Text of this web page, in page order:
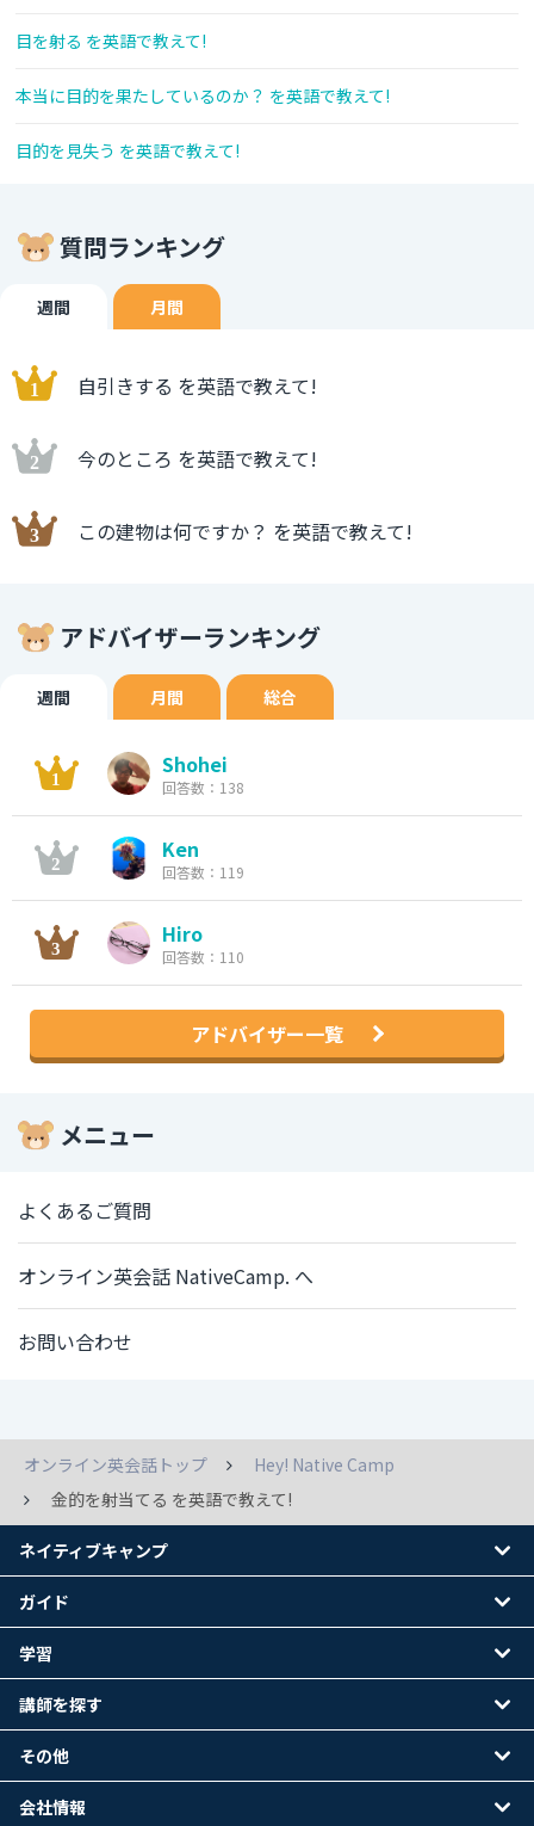
目を射る を英語で教えて!
本当に目的を果たしているのか？ を英語で教えて!
目的を見失う を英語で教えて!
質問ランキング
週間 月間
自引きする を英語で教えて!
今のところ を英語で教えて!
この建物は何ですか？ を英語で教えて!
アドバイザーランキング
週間 月間 総合
Shohei
回答数：138
Ken
回答数：119
Hiro
回答数：110
アドバイザー一覧
メニュー
よくあるご質問
オンライン英会話 NativeCamp. へ
お問い合わせ
オンライン英会話トップ
Hey! Native Camp
金的を射当てる を英語で教えて!
ネイティブキャンプ
ガイド
学習
講師を探す
その他
会社情報